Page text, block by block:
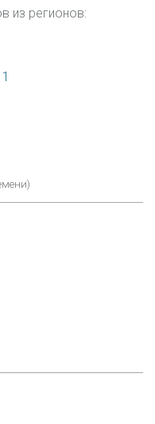
из регионов: